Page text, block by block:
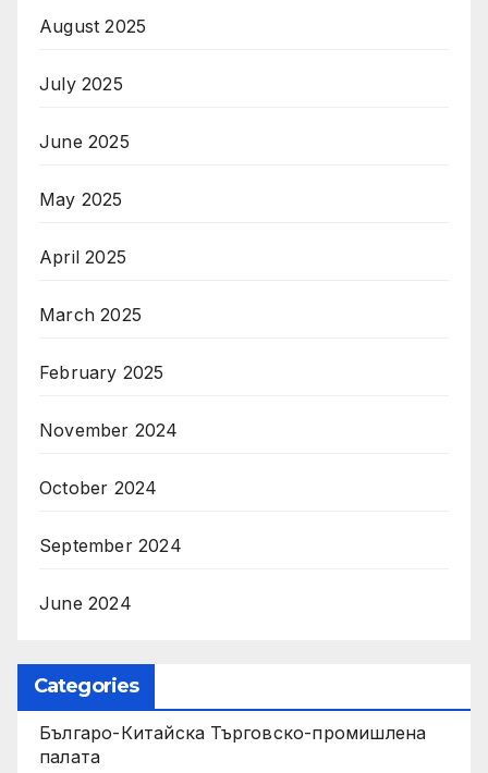
August 2025
July 2025
June 2025
May 2025
April 2025
March 2025
February 2025
November 2024
October 2024
September 2024
June 2024
Categories
Българо-Китайска Търговско-промишлена
палaта